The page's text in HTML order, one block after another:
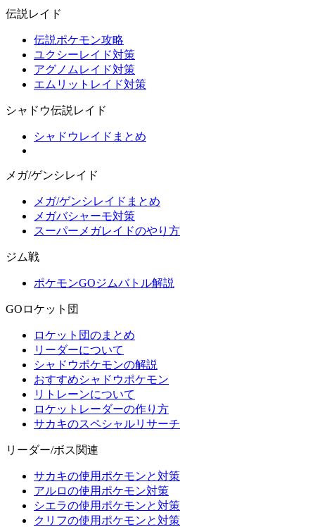
伝説レイド
伝説ポケモン攻略
ユクシーレイド対策
アグノムレイド対策
エムリットレイド対策
シャドウ伝説レイド
シャドウレイドまとめ
メガ/ゲンシレイド
メガ/ゲンシレイドまとめ
メガバシャーモ対策
スーパーメガレイドのやり方
ジム戦
ポケモンGOジムバトル解説
GOロケット団
ロケット団のまとめ
リーダーについて
シャドウポケモンの解説
おすすめシャドウポケモン
リトレーンについて
ロケットレーダーの作り方
サカキのスペシャルリサーチ
リーダー/ボス関連
サカキの使用ポケモンと対策
アルロの使用ポケモン対策
シエラの使用ポケモンと対策
クリフの使用ポケモンと対策